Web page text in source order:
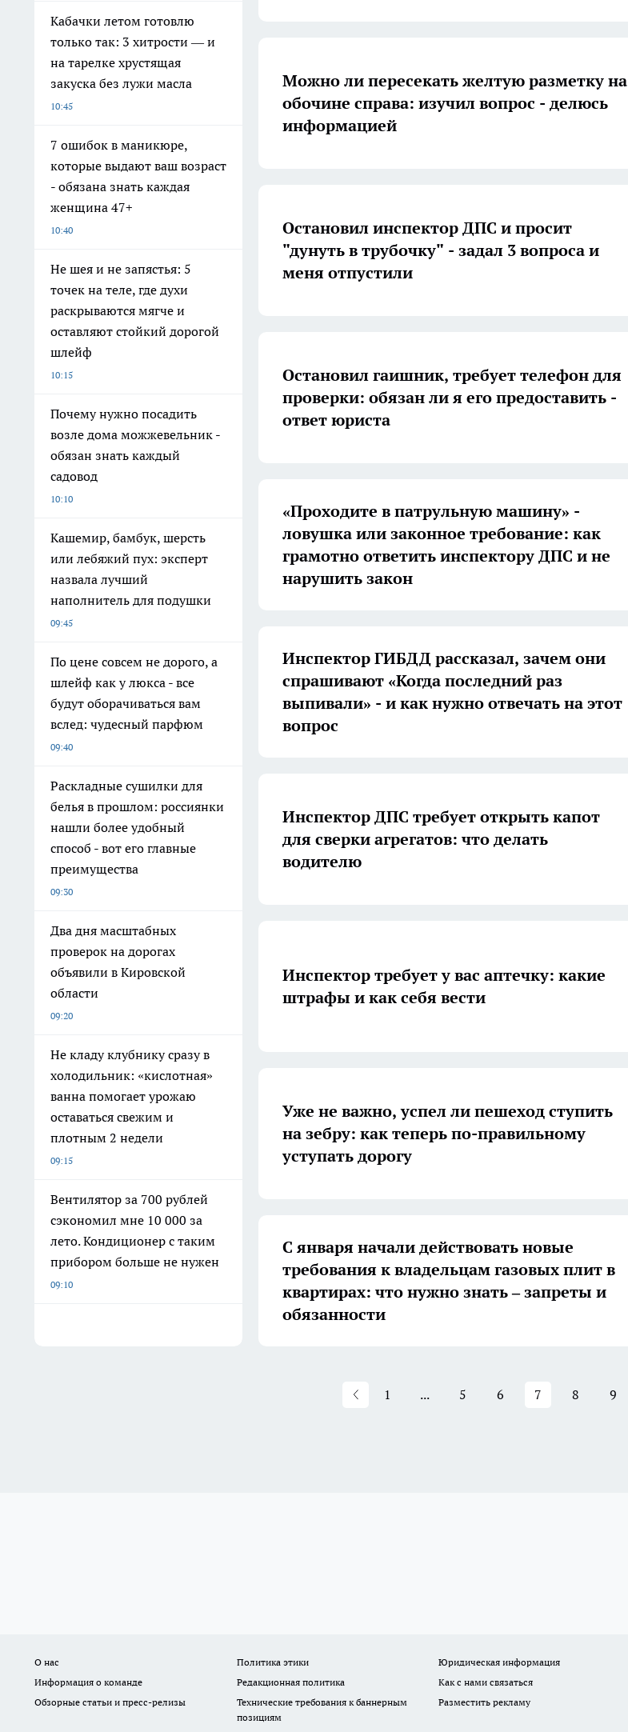
Кабачки летом готовлю
только так: 3 хитрости — и
на тарелке хрустящая
закуска без лужи масла
10:45
7 ошибок в маникюре,
которые выдают ваш возраст
- обязана знать каждая
женщина 47+
10:40
Не шея и не запястья: 5
точек на теле, где духи
раскрываются мягче и
оставляют стойкий дорогой
шлейф
10:15
Почему нужно посадить
возле дома можжевельник -
обязан знать каждый
садовод
10:10
Кашемир, бамбук, шерсть
или лебяжий пух: эксперт
назвала лучший
наполнитель для подушки
09:45
По цене совсем не дорого, а
шлейф как у люкса - все
будут оборачиваться вам
вслед: чудесный парфюм
09:40
Раскладные сушилки для
белья в прошлом: россиянки
нашли более удобный
способ - вот его главные
преимущества
09:30
Два дня масштабных
проверок на дорогах
объявили в Кировской
области
09:20
Не кладу клубнику сразу в
холодильник: «кислотная»
ванна помогает урожаю
оставаться свежим и
плотным 2 недели
09:15
Вентилятор за 700 рублей
сэкономил мне 10 000 за
лето. Кондиционер с таким
прибором больше не нужен
09:10
Можно ли пересекать желтую разметку на
обочине справа: изучил вопрос - делюсь
информацией
Остановил инспектор ДПС и просит
"дунуть в трубочку" - задал 3 вопроса и
меня отпустили
Остановил гаишник, требует телефон для
проверки: обязан ли я его предоставить -
ответ юриста
«Проходите в патрульную машину» -
ловушка или законное требование: как
грамотно ответить инспектору ДПС и не
нарушить закон
Инспектор ГИБДД рассказал, зачем они
спрашивают «Когда последний раз
выпивали» - и как нужно отвечать на этот
вопрос
Инспектор ДПС требует открыть капот
для сверки агрегатов: что делать
водителю
Инспектор требует у вас аптечку: какие
штрафы и как себя вести
Уже не важно, успел ли пешеход ступить
на зебру: как теперь по-правильному
уступать дорогу
С января начали действовать новые
требования к владельцам газовых плит в
квартирах: что нужно знать – запреты и
обязанности
1 ... 5 6 7 8 9
О нас Политика этики
Юридическая информация
Информация о команде
Редакционная политика
Как с нами связаться
Обзорные статьи и пресс-релизы
Технические требования к баннерным
позициям
Разместить рекламу